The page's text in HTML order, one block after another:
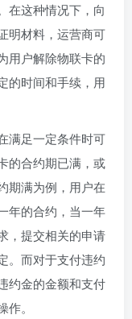
在这种情况下，向
明材料，运营商可
用户解除物联卡的
的时间和手续，用
满足一定条件时可
的合约期已满，或
期满为例，用户在
年的合约，当一年
，提交相关的申请
。而对于支付违约
约金的金额和支付
。